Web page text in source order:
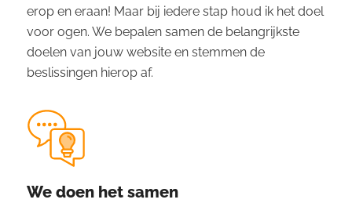
erop en eraan! Maar bij iedere stap houd ik het doel
voor ogen. We bepalen samen de belangrijkste
doelen van jouw website en stemmen de
beslissingen hierop af.
We doen het samen